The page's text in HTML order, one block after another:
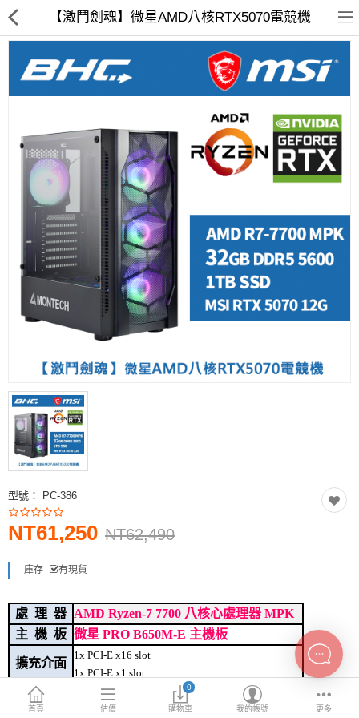
筆電
超值DIY主機
迷你PC專區
華碩品牌桌上型組裝機
處理器
記憶體
INTEL主機板
AMD主機板
2.5 SSD
M.2 SSD
內接式硬碟
外接隨身碟
More Categories
首頁 估價
0
購物車 我的帳號 更多
【激鬥劍魂】微星AMD八核RTX5070電競機
型號： PC-386
NT61,250 NT62,490
庫存 有現貨
處 理 器 AMD Ryzen-7 7700 八核心處理器 MPK
主 機 板 微星 PRO B650M-E 主機板
擴充介面
1x PCI-E x16 slot
1x PCI-E x1 slot
音 效
Realtek ALC897 解碼晶片
7.1 聲道高音質音效